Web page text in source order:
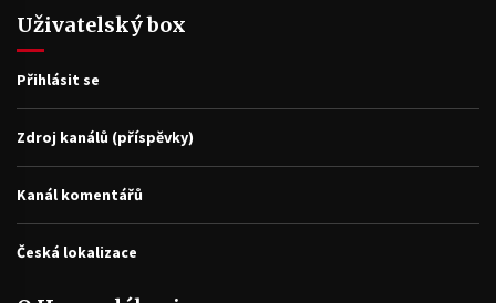
Uživatelský box
Přihlásit se
Zdroj kanálů (příspěvky)
Kanál komentářů
Česká lokalizace